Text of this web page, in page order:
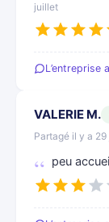
juillet
L’entreprise
VALERIE M.
Partagé il y a
peu